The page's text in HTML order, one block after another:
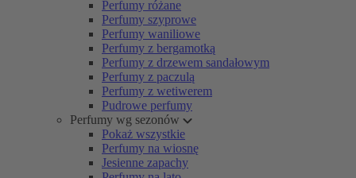
Perfumy różane
Perfumy szyprowe
Perfumy waniliowe
Perfumy z bergamotką
Perfumy z drzewem sandałowym
Perfumy z paczulą
Perfumy z wetiwerem
Pudrowe perfumy
Perfumy wg sezonów
Pokaż wszystkie
Perfumy na wiosnę
Jesienne zapachy